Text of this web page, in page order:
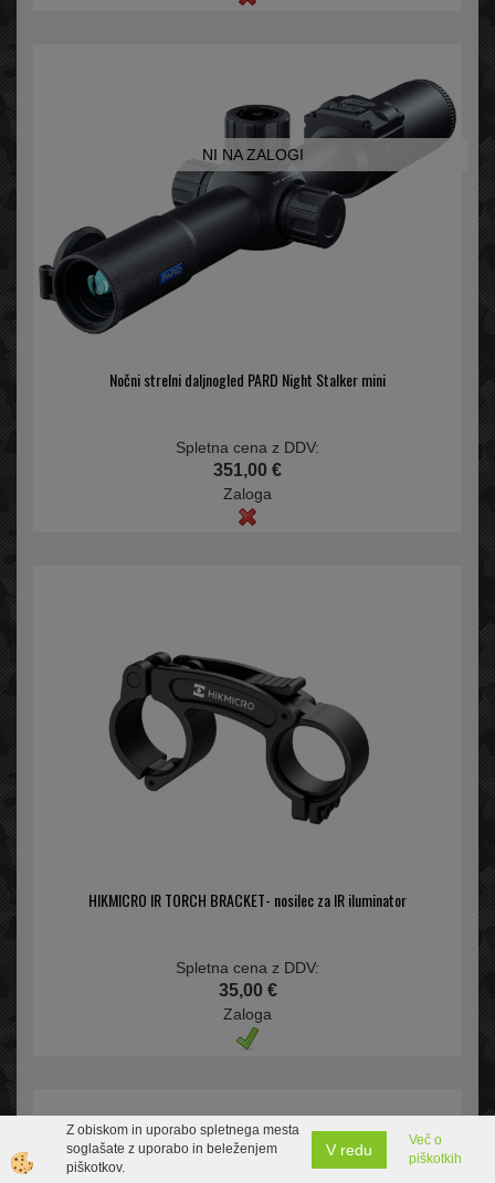
NI NA ZALOGI
Nočni strelni daljnogled PARD Night Stalker mini
Spletna cena z DDV:
351,00 €
Zaloga
HIKMICRO IR TORCH BRACKET- nosilec za IR iluminator
Spletna cena z DDV:
35,00 €
Zaloga
Z obiskom in uporabo spletnega mesta
soglašate z uporabo in beleženjem
piškotkov.
V redu
Več o
piškotkih